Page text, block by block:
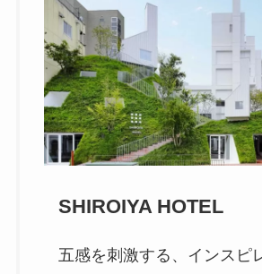
SHIROIYA HOTEL
五感を刺激する、インスピ